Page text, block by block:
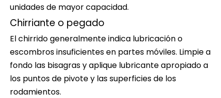
unidades de mayor capacidad.
Chirriante o pegado
El chirrido generalmente indica lubricación o
escombros insuficientes en partes móviles. Limpie a
fondo las bisagras y aplique lubricante apropiado a
los puntos de pivote y las superficies de los
rodamientos.